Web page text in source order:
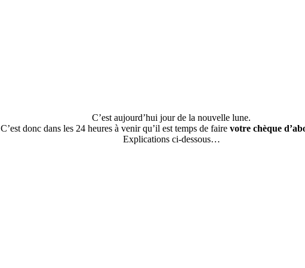
C’est aujourd’hui jour de la nouvelle lune.
C’est donc dans les 24 heures à venir qu’il est temps de faire votre chèque
Explications ci-dessous…